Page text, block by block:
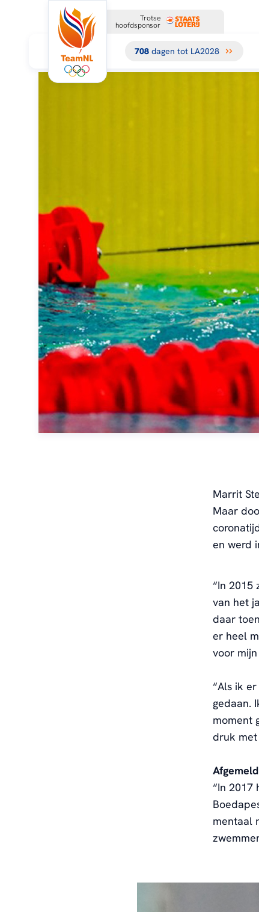
Trotse
hoofdsponsor
708 dagen tot LA2028
Marrit
Maar
en werd
“In 2015
van het
daar
er heel
voor
“Als ik
gedaan.
moment
druk
Afgemeld
“In 2017
mentaal